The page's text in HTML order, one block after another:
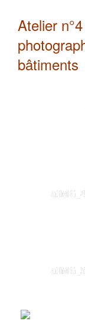
Atelier
bâtiments